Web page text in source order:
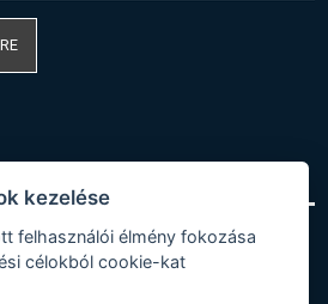
kezelése
felhasználói élmény fokozása
célokból cookie-kat